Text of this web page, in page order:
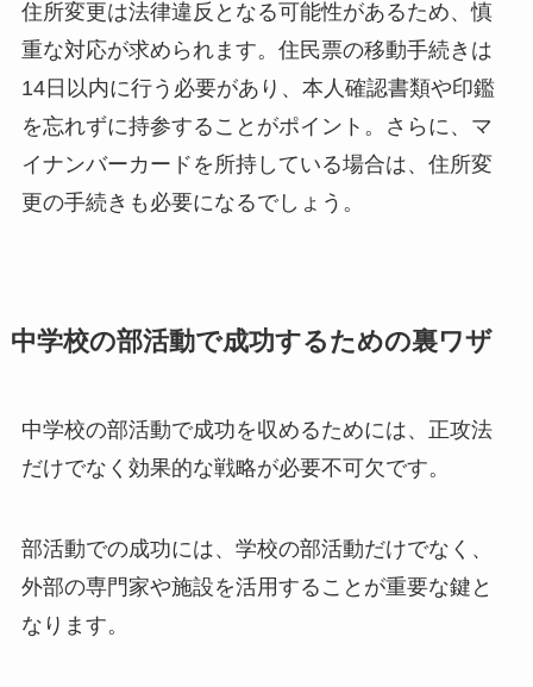
住所変更は法律違反となる可能性があるため、慎
重な対応が求められます。住民票の移動手続きは
14日以内に行う必要があり、本人確認書類や印鑑
を忘れずに持参することがポイント。さらに、マ
イナンバーカードを所持している場合は、住所変
更の手続きも必要になるでしょう。
中学校の部活動で成功するための裏ワザ
中学校の部活動で成功を収めるためには、正攻法
だけでなく効果的な戦略が必要不可欠です。
部活動での成功には、学校の部活動だけでなく、
外部の専門家や施設を活用することが重要な鍵と
なります。